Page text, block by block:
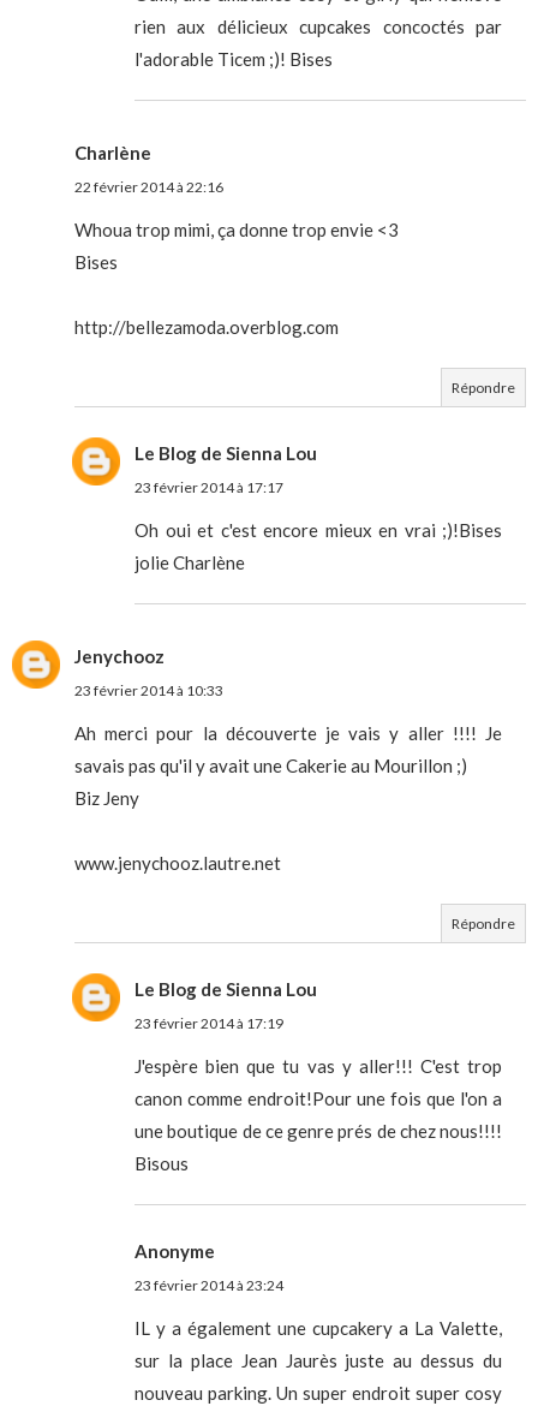
rien aux délicieux cupcakes concoctés par
l'adorable Ticem ;)! Bises
Charlène
22 février 2014 à 22:16
Whoua trop mimi, ça donne trop envie <3
Bises
http://bellezamoda.overblog.com
Répondre
Le Blog de Sienna Lou
23 février 2014 à 17:17
Oh oui et c'est encore mieux en vrai ;)!Bises
jolie Charlène
Jenychooz
23 février 2014 à 10:33
Ah merci pour la découverte je vais y aller !!!! Je
savais pas qu'il y avait une Cakerie au Mourillon ;)
Biz Jeny
www.jenychooz.lautre.net
Répondre
Le Blog de Sienna Lou
23 février 2014 à 17:19
J'espère bien que tu vas y aller!!! C'est trop
canon comme endroit!Pour une fois que l'on a
une boutique de ce genre prés de chez nous!!!!
Bisous
Anonyme
23 février 2014 à 23:24
IL y a également une cupcakery a La Valette,
sur la place Jean Jaurès juste au dessus du
nouveau parking. Un super endroit super cosy